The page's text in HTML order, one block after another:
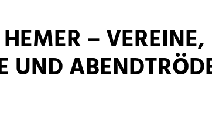
– VEREINE,